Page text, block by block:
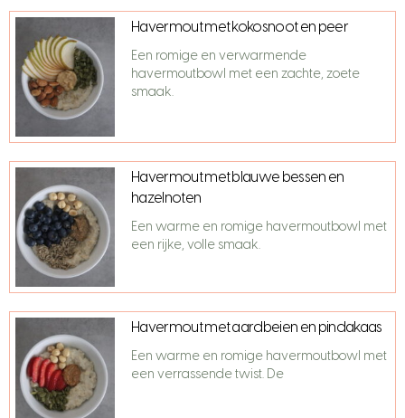
Havermout met kokosnoot en peer
Een romige en verwarmende
havermoutbowl met een zachte, zoete
smaak.
Havermout met blauwe bessen en
hazelnoten
Een warme en romige havermoutbowl met
een rijke, volle smaak.
Havermout met aardbeien en pindakaas
Een warme en romige havermoutbowl met
een verrassende twist. De